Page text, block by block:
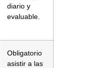
diario y
evaluable.
Obligatorio
asistir a las